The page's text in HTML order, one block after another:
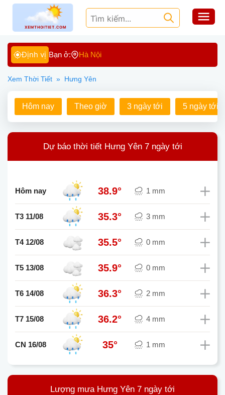
Định vị Bạn ở: Hà Nội
Xem Thời Tiết » Hưng Yên
Hôm nay Theo giờ 3 ngày tới 5 ngày tới
Dự báo thời tiết Hưng Yên 7 ngày tới
Hôm nay 38.9° 1 mm
T3 11/08 35.3° 3 mm
T4 12/08 35.5° 0 mm
T5 13/08 35.9° 0 mm
T6 14/08 36.3° 2 mm
T7 15/08 36.2° 4 mm
CN 16/08 35° 1 mm
Lượng mưa Hưng Yên 7 ngày tới